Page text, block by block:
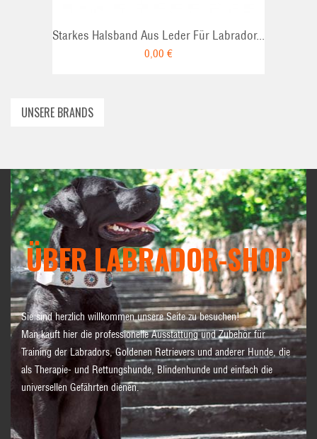
Starkes Halsband Aus Leder Für Labrador...
0,00 €
UNSERE BRANDS
ÜBER LABRADOR-SHOP
Sie sind herzlich willkommen unsere Seite zu besuchen!
Man kauft hier die professionelle Ausstattung und Zubehör für
Training der Labradors, Goldenen Retrievers und anderer Hunde, die
als Therapie- und Rettungshunde, Blindenhunde und einfach die
universellen Gefährten dienen.